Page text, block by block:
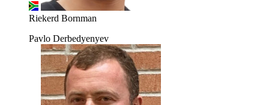
Riekerd Bornman
Pavlo Derbedyenyev